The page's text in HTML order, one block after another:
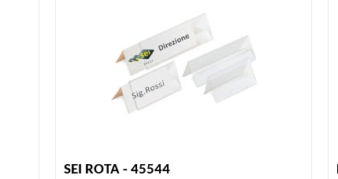
SEI ROTA - 45544